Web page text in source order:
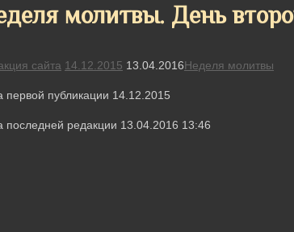
молитвы. День
сайта 14.12.2015 13.04.2016Неделя молитвы
первой публикации 14.12.2015
последней редакции 13.04.2016 13:46